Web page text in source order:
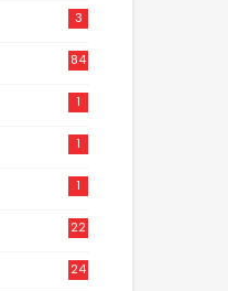
3
84
1
1
1
22
24